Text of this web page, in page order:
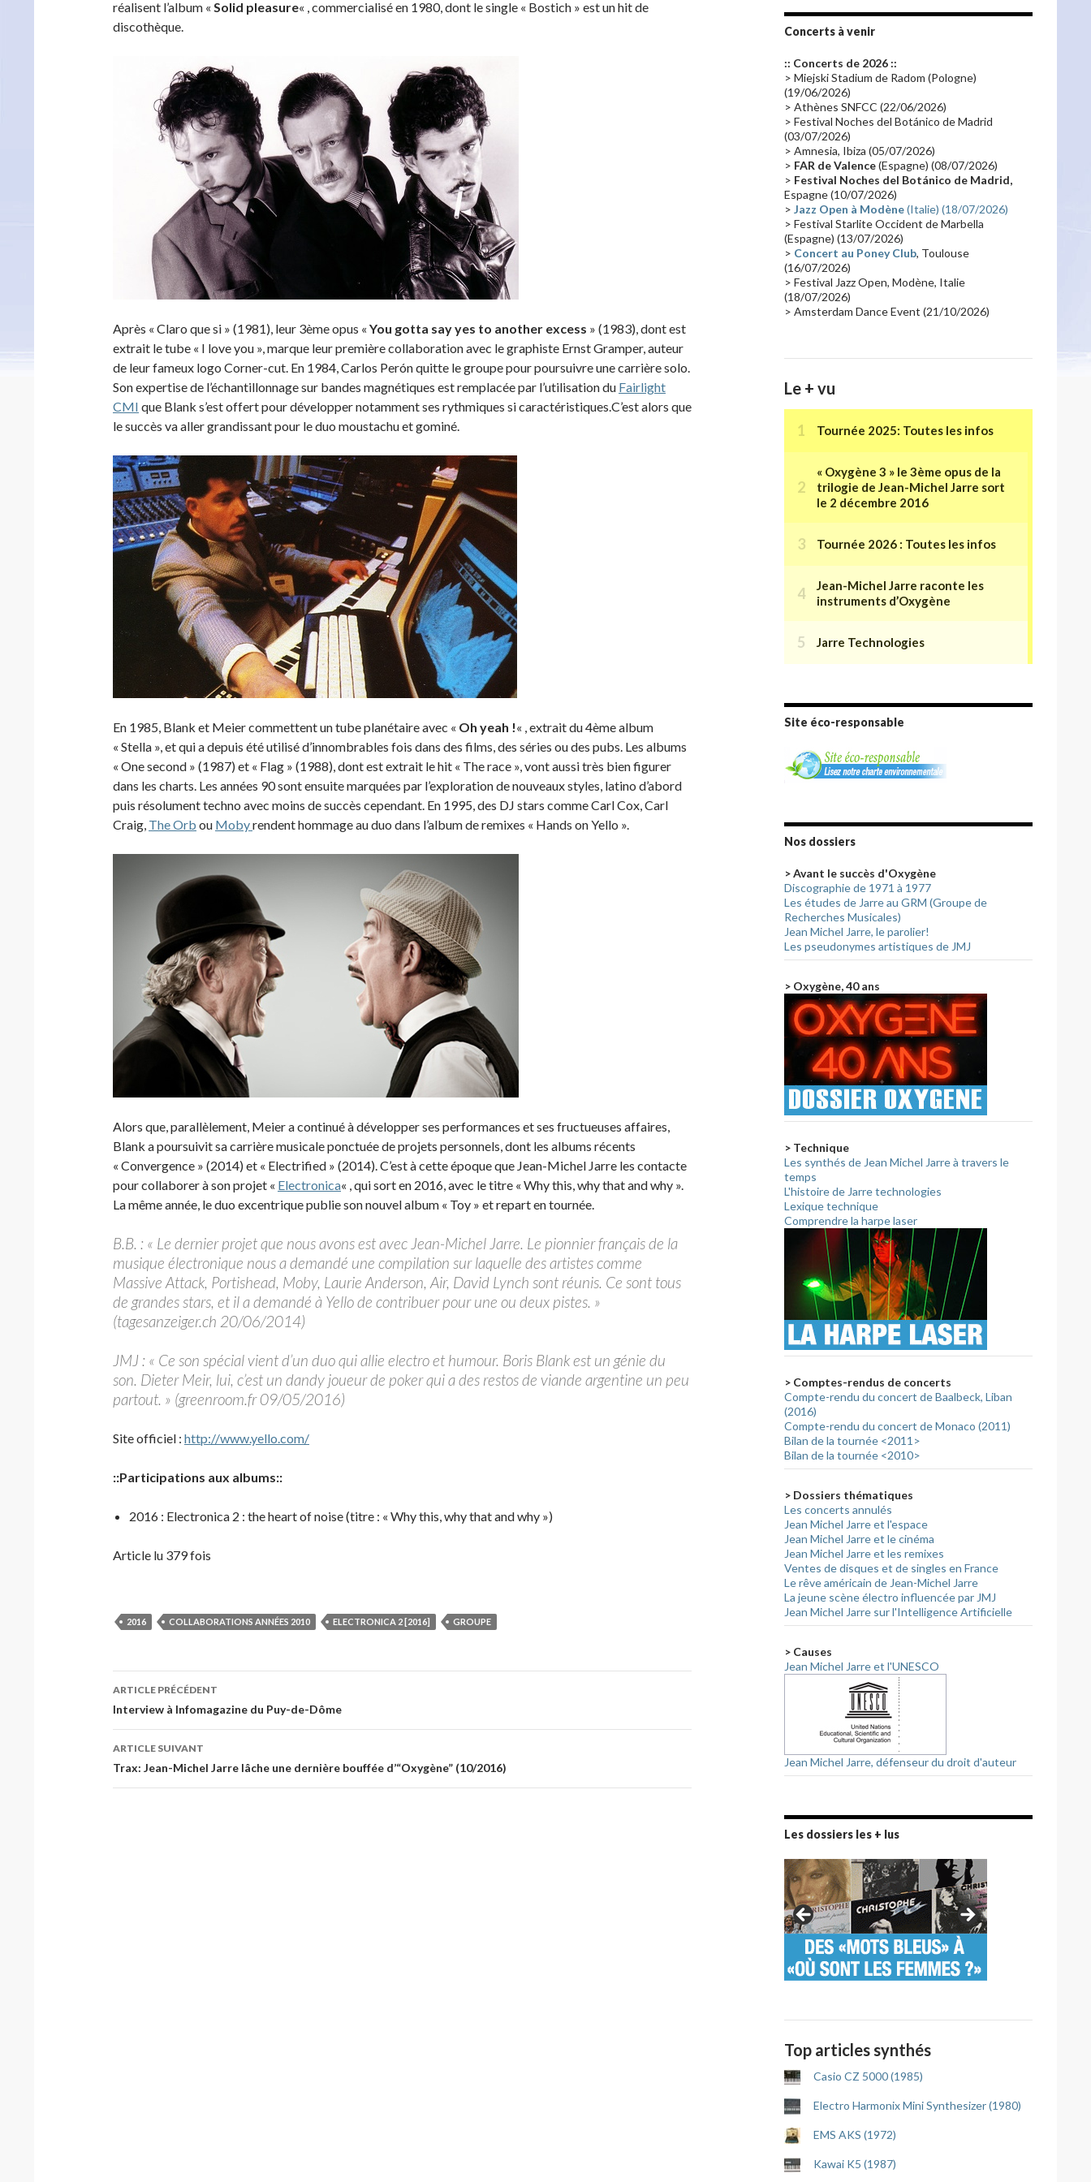
réalisent l’album « Solid pleasure« , commercialisé en 1980, dont le single « Bostich » est un hit de
discothèque.
Après « Claro que si » (1981), leur 3ème opus « You gotta say yes to another excess » (1983), dont est
extrait le tube « I love you », marque leur première collaboration avec le graphiste Ernst Gramper, auteur
de leur fameux logo Corner-cut. En 1984, Carlos Perón quitte le groupe pour poursuivre une carrière solo.
Son expertise de l’échantillonnage sur bandes magnétiques est remplacée par l’utilisation du Fairlight
CMI que Blank s’est offert pour développer notamment ses rythmiques si caractéristiques.C’est alors que
le succès va aller grandissant pour le duo moustachu et gominé.
En 1985, Blank et Meier commettent un tube planétaire avec « Oh yeah !« , extrait du 4ème album
« Stella », et qui a depuis été utilisé d’innombrables fois dans des films, des séries ou des pubs. Les albums
« One second » (1987) et « Flag » (1988), dont est extrait le hit « The race », vont aussi très bien figurer
dans les charts. Les années 90 sont ensuite marquées par l’exploration de nouveaux styles, latino d’abord
puis résolument techno avec moins de succès cependant. En 1995, des DJ stars comme Carl Cox, Carl
Craig, The Orb ou Mobyrendent hommage au duo dans l’album de remixes « Hands on Yello ».
Alors que, parallèlement, Meier a continué à développer ses performances et ses fructueuses affaires,
Blank a poursuivit sa carrière musicale ponctuée de projets personnels, dont les albums récents
« Convergence » (2014) et « Electrified » (2014). C’est à cette époque que Jean-Michel Jarre les contacte
pour collaborer à son projet « Electronica« , qui sort en 2016, avec le titre « Why this, why that and why ».
La même année, le duo excentrique publie son nouvel album « Toy » et repart en tournée.
B.B. : « Le dernier projet que nous avons est avec Jean-Michel Jarre. Le pionnier français de la
musique électronique nous a demandé une compilation sur laquelle des artistes comme
Massive Attack, Portishead, Moby, Laurie Anderson, Air, David Lynch sont réunis. Ce sont tous
de grandes stars, et il a demandé à Yello de contribuer pour une ou deux pistes. »
(tagesanzeiger.ch 20/06/2014)
JMJ : « Ce son spécial vient d’un duo qui allie electro et humour. Boris Blank est un génie du
son. Dieter Meir, lui, c’est un dandy joueur de poker qui a des restos de viande argentine un peu
partout. » (greenroom.fr 09/05/2016)
Site officiel : http://www.yello.com/
::Participations aux albums::
2016 : Electronica 2 : the heart of noise (titre : « Why this, why that and why »)
Article lu 379 fois
2016 COLLABORATIONS ANNÉES 2010 ELECTRONICA 2 [2016] GROUPE
Navigation
des
articles
ARTICLE PRÉCÉDENT
Interview à Infomagazine du Puy-de-Dôme
ARTICLE SUIVANT
Trax: Jean-Michel Jarre lâche une dernière bouffée d’“Oxygène” (10/2016)
Promo 2019
Emissions 2010 Disques rares
Synthé 70's(20)
Claviériste(19) Groupe de Recherche Musicale
France 2 (18)
Critique(17) Coffret(17) Chronologie(16)
Passages radio(16)
Synthé 80's(16) Les concerts en Chine (16)
Cinéma(16) Houston
Synthé Roland Belgique
Récompense(14) Collaborations 70's(14)
Astronomie(14) France Inter(14)
Concerts à venir
:: Concerts de 2026 ::
> Miejski Stadium de Radom (Pologne)
(19/06/2026)
> Athènes SNFCC (22/06/2026)
> Festival Noches del Botánico de Madrid
(03/07/2026)
> Amnesia, Ibiza (05/07/2026)
> FAR de Valence(Espagne) (08/07/2026)
> Festival Noches del Botánico de Madrid,
Espagne (10/07/2026)
> Jazz Open à Modène(Italie) (18/07/2026)
> Festival Starlite Occident de Marbella
(Espagne) (13/07/2026)
> Concert au Poney Club, Toulouse
(16/07/2026)
> Festival Jazz Open, Modène, Italie
(18/07/2026)
> Amsterdam Dance Event (21/10/2026)
Le + vu
Site éco-responsable
Nos dossiers
> Avant le succès d'Oxygène
Discographie de 1971 à 1977
Les études de Jarre au GRM (Groupe de
Recherches Musicales)
Jean Michel Jarre, le parolier!
Les pseudonymes artistiques de JMJ
> Oxygène, 40 ans
> Technique
Les synthés de Jean Michel Jarre à travers le
temps
L'histoire de Jarre technologies
Lexique technique
Comprendre la harpe laser
> Comptes-rendus de concerts
Compte-rendu du concert de Baalbeck, Liban
(2016)
Compte-rendu du concert de Monaco (2011)
Bilan de la tournée <2011>
Bilan de la tournée <2010>
> Dossiers thématiques
Les concerts annulés
Jean Michel Jarre et l'espace
Jean Michel Jarre et le cinéma
Jean Michel Jarre et les remixes
Ventes de disques et de singles en France
Le rêve américain de Jean-Michel Jarre
La jeune scène électro influencée par JMJ
Jean Michel Jarre sur l'Intelligence Artificielle
> Causes
Jean Michel Jarre et l'UNESCO
Jean Michel Jarre, défenseur du droit d'auteur
Les dossiers les + lus
Top articles synthés
Casio CZ 5000 (1985)
Electro Harmonix Mini Synthesizer (1980)
EMS AKS (1972)
Kawai K5 (1987)